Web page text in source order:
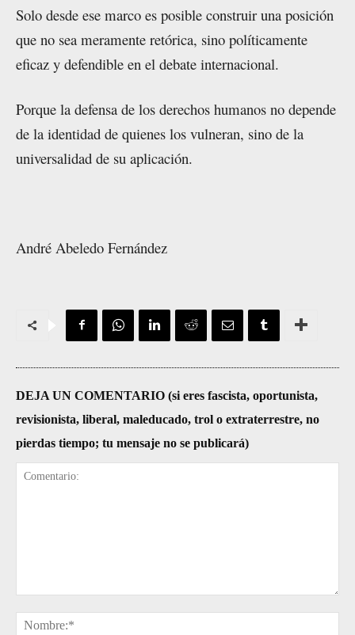
Solo desde ese marco es posible construir una posición
que no sea meramente retórica, sino políticamente
eficaz y defendible en el debate internacional.
Porque la defensa de los derechos humanos no depende
de la identidad de quienes los vulneran, sino de la
universalidad de su aplicación.
André Abeledo Fernández
DEJA UN COMENTARIO (si eres fascista, oportunista,
revisionista, liberal, maleducado, trol o extraterrestre, no
pierdas tiempo; tu mensaje no se publicará)